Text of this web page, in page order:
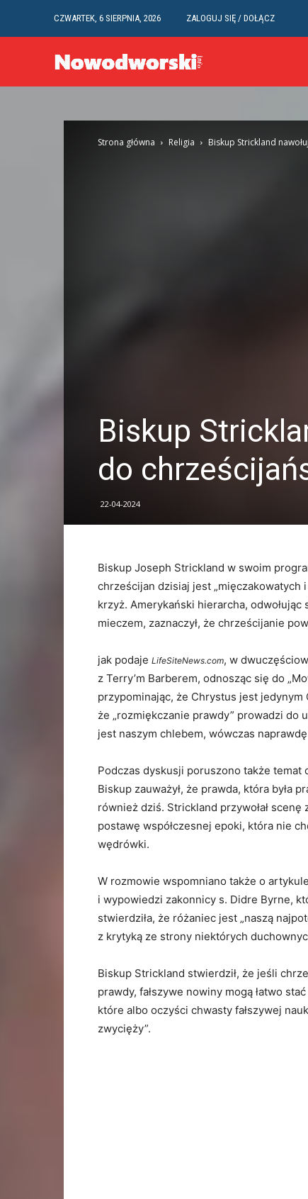
CZWARTEK, 6 SIERPNIA, 2026 ZALOGUJ SIĘ / DOŁĄCZ
Strona główna Religia Biskup Strickland
Biskup
do
22-04-2024
Biskup Joseph Strickland w swoim
chrześcijan dzisiaj jest „mięczakowatych i
krzyż. Amerykański hierarcha, odwołując
mieczem, zaznaczył, że chrześcijanie
jak podaje LifeSiteNews.com, w
z Terry’m Barberem, odnosząc się do
przypominając, że Chrystus jest jedynym
że „rozmiękczanie prawdy” prowadzi do
jest naszym chlebem, wówczas
Podczas dyskusji poruszono także
Biskup zauważył, że prawda, która była
również dziś. Strickland przywołał
postawę współczesnej epoki, która nie
wędrówki.
W rozmowie wspomniano także o
i wypowiedzi zakonnicy s. Didre Byrne,
stwierdziła, że różaniec jest „naszą
z krytyką ze strony niektórych
Biskup Strickland stwierdził, że jeśli
prawdy, fałszywe nowiny mogą łatwo
które albo oczyści chwasty fałszywej
zwycięży”.